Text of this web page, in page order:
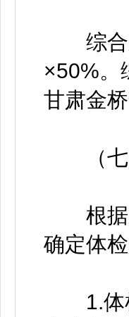
综合成
×50%。
甘肃金
（七
根据应
确定体
1.体检